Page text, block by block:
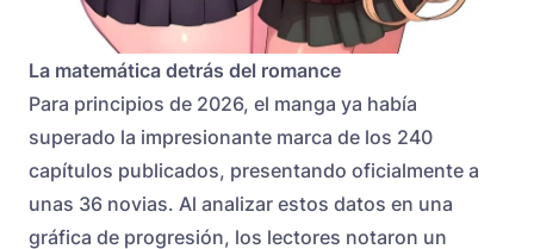
La matemática detrás del romance
Para principios de 2026, el manga ya había
superado la impresionante marca de los 240
capítulos publicados, presentando oficialmente a
unas 36 novias. Al analizar estos datos en una
gráfica de progresión, los lectores notaron un